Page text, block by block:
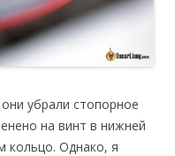
убрали стопорное
на винт в нижней
кольцо. Однако, я